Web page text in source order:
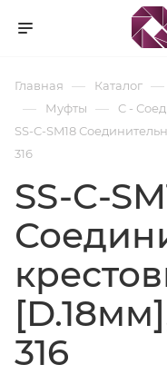
Главная — Каталог —
— Муфты — C -
SS-C-SM18
316
SS-C-
316